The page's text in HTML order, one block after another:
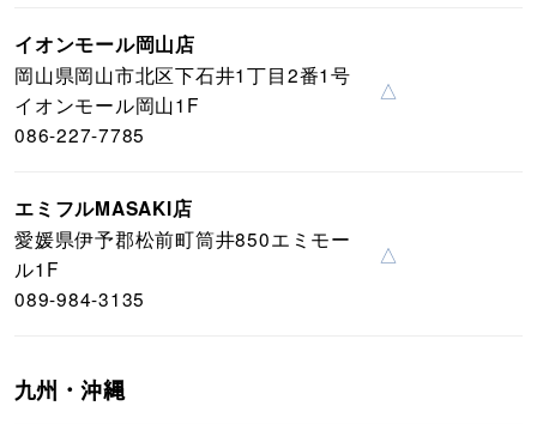
イオンモール岡山店
岡山県岡山市北区下石井1丁目2番1号
イオンモール岡山1F
086-227-7785
△
エミフルMASAKI店
愛媛県伊予郡松前町筒井850エミモー
ル1F
089-984-3135
△
九州・沖縄